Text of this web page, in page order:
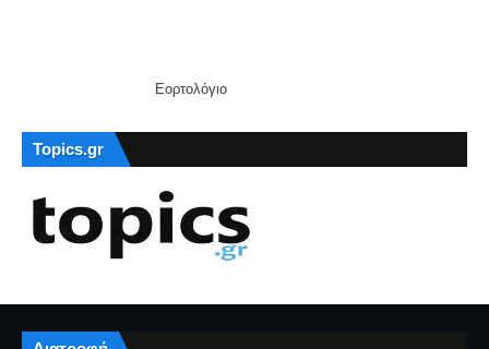
Εορτολόγιο
Topics.gr